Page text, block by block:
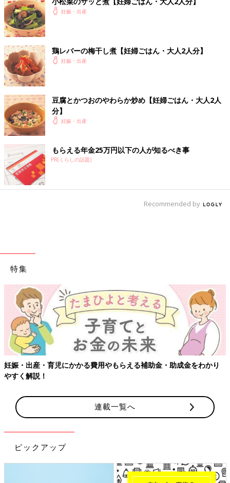
妊娠・出産
鶏レバーの梅干し煮【妊婦ごはん・大人2人分】
妊娠・出産
豆腐とかつおのやわらか炒め【妊婦ごはん・大人2人
分】
妊娠・出産
もらえる年金25万円以下の人が知るべき事
PR(くらしの話題)
Recommended by
特集
妊娠・出産・育児にかかる費用やもらえる補助金・助成金をわかり
やすく解説！
連載一覧へ
ピックアップ